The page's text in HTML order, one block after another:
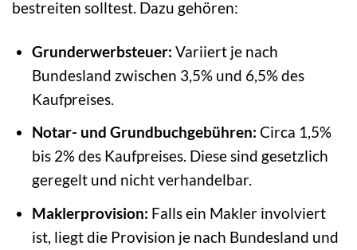
bestreiten solltest. Dazu gehören:
Grunderwerbsteuer: Variiert je nach
Bundesland zwischen 3,5% und 6,5% des
Kaufpreises.
Notar- und Grundbuchgebühren: Circa 1,5%
bis 2% des Kaufpreises. Diese sind gesetzlich
geregelt und nicht verhandelbar.
Maklerprovision: Falls ein Makler involviert
ist, liegt die Provision je nach Bundesland und